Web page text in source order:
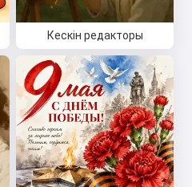
Кескін редакторы